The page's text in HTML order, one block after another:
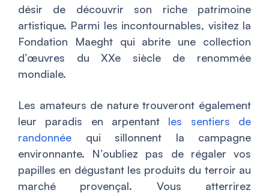
désir de découvrir son riche patrimoine
artistique. Parmi les incontournables, visitez la
Fondation Maeght qui abrite une collection
d’œuvres du XXe siècle de renommée
mondiale.
Les amateurs de nature trouveront également
leur paradis en arpentant les sentiers de
randonnée qui sillonnent la campagne
environnante. N’oubliez pas de régaler vos
papilles en dégustant les produits du terroir au
marché provençal. Vous atterrirez